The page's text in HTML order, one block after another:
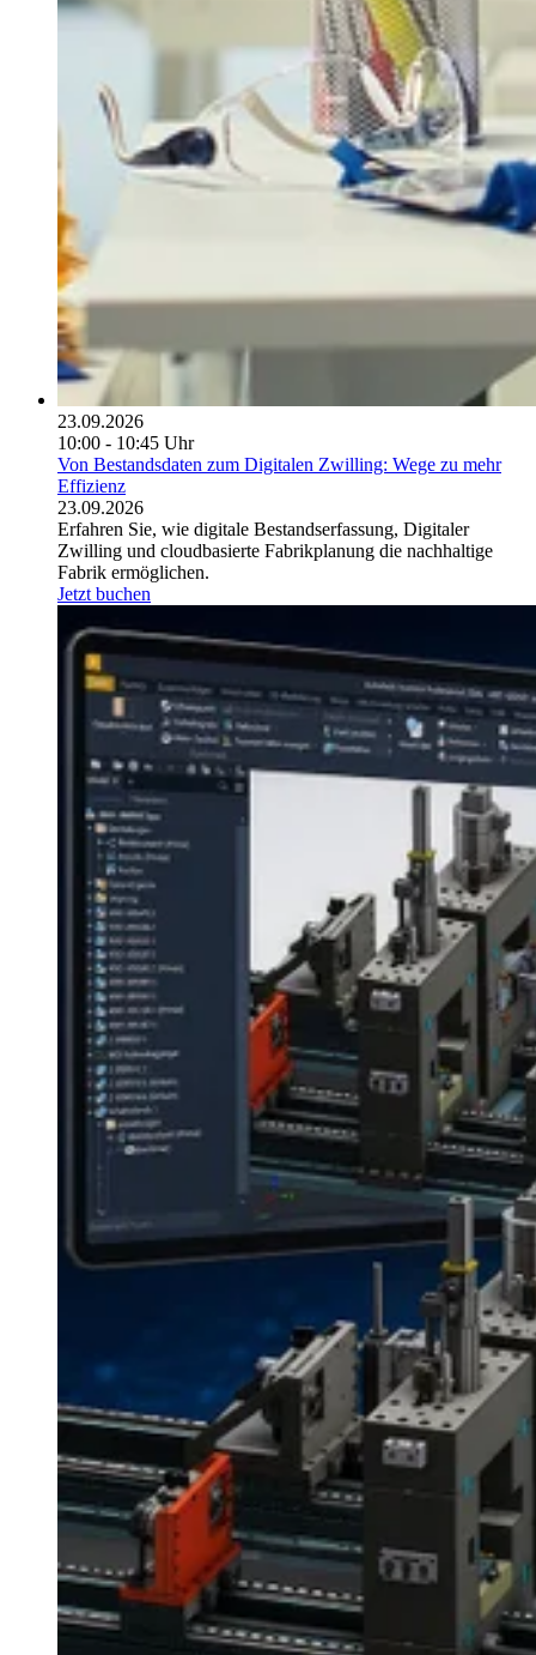
23.09.2026
10:00 - 10:45 Uhr
Von Bestandsdaten zum Digitalen Zwilling: Wege zu mehr
Effizienz
23.09.2026
Erfahren Sie, wie digitale Bestandserfassung, Digitaler
Zwilling und cloudbasierte Fabrikplanung die nachhaltige
Fabrik ermöglichen.
Jetzt buchen